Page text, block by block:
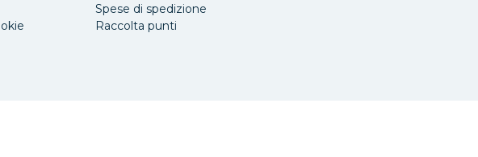
Spese di spedizione
Raccolta punti